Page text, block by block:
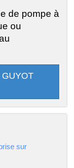
de pompe à
ou
sur